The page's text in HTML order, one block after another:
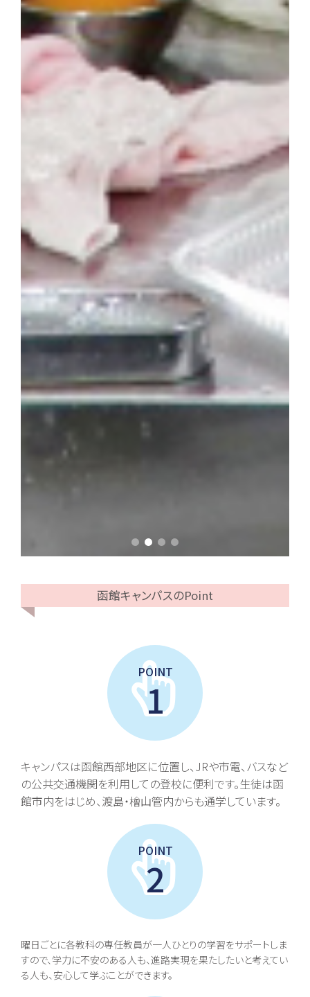
函館キャンパスのPoint
POINT
1
キャンパスは函館西部地区に位置し、JRや市電、バスなど
の公共交通機関を利用しての登校に便利です。生徒は函
館市内をはじめ、渡島・檜山管内からも通学しています。
POINT
2
曜日ごとに各教科の専任教員が一人ひとりの学習をサポートしま
すので、学力に不安のある人も、進路実現を果たしたいと考えてい
る人も、安心して学ぶことができます。